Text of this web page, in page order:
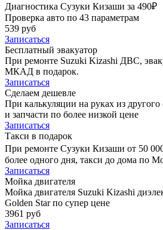
Диагностика Сузуки Кизаши за 490₽
Проверка авто по 43 параметрам
539 руб
Записаться
Бесплатный эвакуатор
При ремонте Suzuki Kizashi ДВС,
МКАД в подарок.
Записаться
Сделаем дешевле
При калькуляции на руках из
и запчасти по более низкой цене
Записаться
Такси в подарок
При ремонте Сузуки Кизаши от 50
более одного дня, такси до дома по
Записаться
Мойка двигателя
Мойка двигателя Suzuki Kizashi
Golden Star по супер цене
3961 руб
Записаться